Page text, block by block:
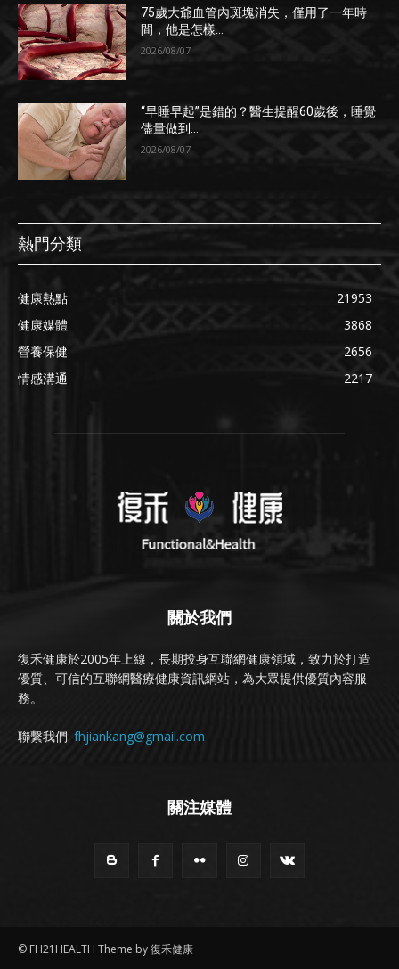
75歲大爺血管內斑塊消失，僅用了一年時
間，他是怎樣...
2026/08/07
“早睡早起”是錯的？醫生提醒60歲後，睡覺
儘量做到...
2026/08/07
熱門分類
健康熱點
21953
健康媒體
3868
營養保健
2656
情感溝通
2217
關於我們
復禾健康於2005年上線，長期投身互聯網健康領域，致力於打造
優質、可信的互聯網醫療健康資訊網站，為大眾提供優質內容服
務。
聯繫我們: fhjiankang@gmail.com
關注媒體
© FH21HEALTH Theme by 復禾健康